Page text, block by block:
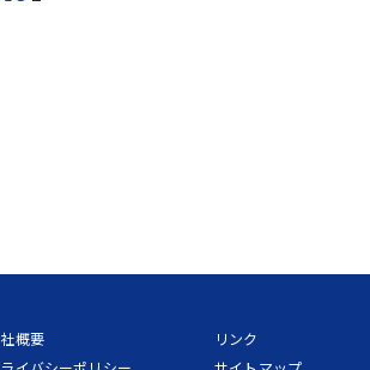
概要
リンク